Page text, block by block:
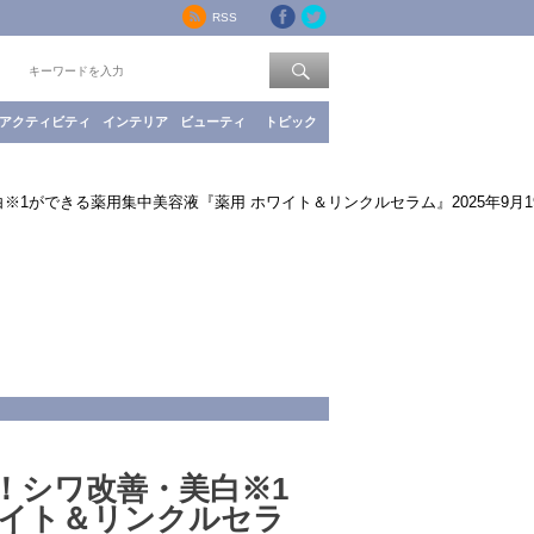
RSS
アクティビティ インテリア ビューティ トピック
ができる薬用集中美容液『薬用 ホワイト＆リンクルセラム』2025年9月
シワ改善・美白※1
ト＆リンクルセラ